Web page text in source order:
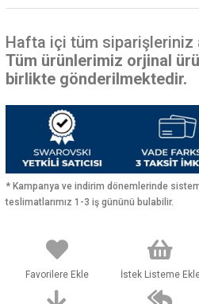
Hafta içi tüm siparişleriniz
Tüm ürünlerimiz orjinal
birlikte gönderilmektedir.
* Kampanya ve indirim dönemlerinde
teslimatlarımız 1-3 iş gününü bulabilir.
Favorilere Ekle İstek Listeme